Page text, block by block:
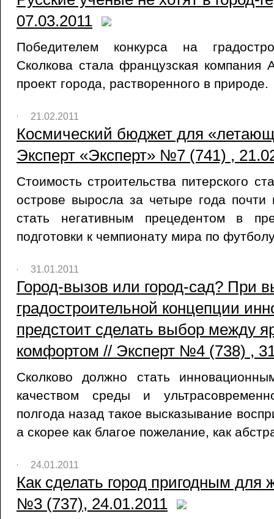
07.03.2011
Победителем конкурса на
Сколкова стала французская компания
проект города, растворенного в природе.
21.02.2011
Космический бюджет для
Эксперт «Эксперт» №7 (741) ,
Стоимость строительства питерского
острове выросла за четыре года
стать негативным прецедентом в
подготовки к чемпионату мира по
31.01.2011
Город-вызов или город-сад? При
градостроительной концепции
предстоит сделать выбор между
комфортом // Эксперт №4 (738) ,
Сколково должно стать
качеством среды и
полгода назад такое высказывание
а скорее как благое пожелание, как
24.01.2011
Как сделать город пригодным для
№3 (737), 24.01.2011